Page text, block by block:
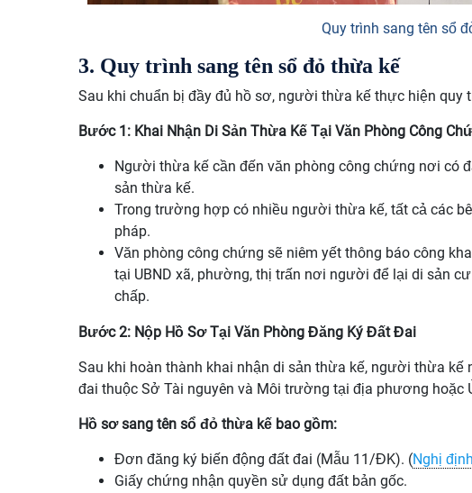
Quy trình sang tên sổ
3. Quy trình sang tên sổ đỏ thừa kế
Sau khi chuẩn bị đầy đủ hồ sơ, người thừa kế thực hiện quy
Bước 1: Khai Nhận Di Sản Thừa Kế Tại Văn Phòng Công
Người thừa kế cần đến văn phòng công chứng nơi có
sản thừa kế.
Trong trường hợp có nhiều người thừa kế, tất cả các
pháp.
Văn phòng công chứng sẽ niêm yết thông báo công
tại UBND xã, phường, thị trấn nơi người để lại di sản
chấp.
Bước 2: Nộp Hồ Sơ Tại Văn Phòng Đăng Ký Đất Đai
Sau khi hoàn thành khai nhận di sản thừa kế, người thừa kế
đai thuộc Sở Tài nguyên và Môi trường tại địa phương hoặc
Hồ sơ sang tên sổ đỏ thừa kế bao gồm:
Đơn đăng ký biến động đất đai (Mẫu 11/ĐK). (Nghị
Giấy chứng nhận quyền sử dụng đất bản gốc.